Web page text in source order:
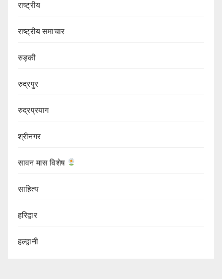
राष्ट्रीय
राष्ट्रीय समाचार
रुड़की
रुद्रपुर
रुद्रप्रयाग
श्रीनगर
सावन मास विशेष
साहित्य
हरिद्वार
हल्द्वानी